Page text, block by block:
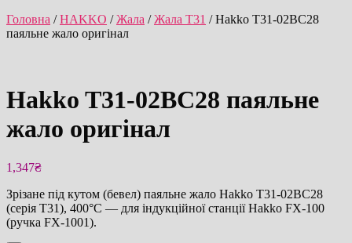
Головна /HAKKO /Жала /Жала T31 / Hakko T31-02BC28
паяльне жало оригінал
Hakko T31-02BC28 паяльне
жало оригінал
1,347₴
Зрізане під кутом (бевел) паяльне жало Hakko T31-02BC28
(серія T31), 400°C — для індукційної станції Hakko FX-100
(ручка FX-1001).